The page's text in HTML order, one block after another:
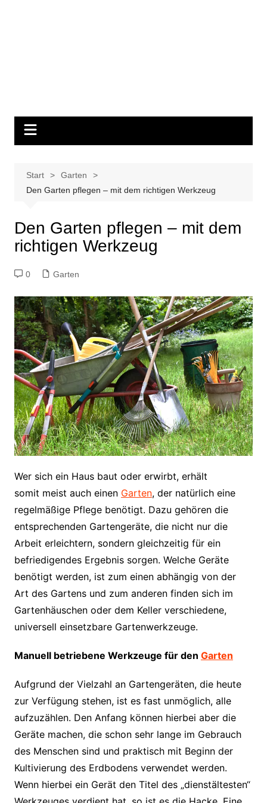
Start
Garten
Den Garten pflegen – mit dem richtigen Werkzeug
Den Garten pflegen – mit dem
richtigen Werkzeug
0 Garten
Wer sich ein Haus baut oder erwirbt, erhält
somit meist auch einen Garten, der natürlich eine
regelmäßige Pflege benötigt. Dazu gehören die
entsprechenden Gartengeräte, die nicht nur die
Arbeit erleichtern, sondern gleichzeitig für ein
befriedigendes Ergebnis sorgen. Welche Geräte
benötigt werden, ist zum einen abhängig von der
Art des Gartens und zum anderen finden sich im
Gartenhäuschen oder dem Keller verschiedene,
universell einsetzbare Gartenwerkzeuge.
Manuell betriebene Werkzeuge für den Garten
Aufgrund der Vielzahl an Gartengeräten, die heute
zur Verfügung stehen, ist es fast unmöglich, alle
aufzuzählen. Den Anfang können hierbei aber die
Geräte machen, die schon sehr lange im Gebrauch
des Menschen sind und praktisch mit Beginn der
Kultivierung des Erdbodens verwendet werden.
Wenn hierbei ein Gerät den Titel des „dienstältesten“